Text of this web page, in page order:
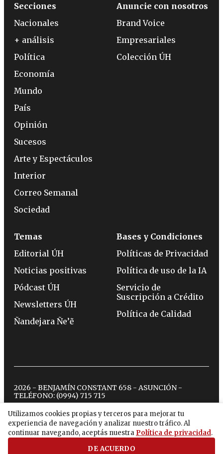
Utilizamos cookies propias y terceros para mejorar tu
experiencia de navegación y analizar nuestro tráfico. Al
continuar navegando, aceptás nuestra Política de privacidad.
DE ACUERDO
Secciones
Nacionales
+ análisis
Política
Economía
Mundo
País
Opinión
Sucesos
Arte y Espectáculos
Interior
Correo Semanal
Sociedad
Anuncie con nosotros
Brand Voice
Empresariales
Colección ÚH
Temas
Editorial ÚH
Noticias positivas
Pódcast ÚH
Newsletters ÚH
Ñandejara Ñe’ẽ
Bases y Condiciones
Políticas de Privacidad
Política de uso de la IA
Servicio de
Suscripción a Crédito
Política de Calidad
2026 - BENJAMÍN CONSTANT 658 - ASUNCIÓN -
TELÉFONO: (0994) 715 715
twitterinstagram
facebook
tiktokyoutubespotify